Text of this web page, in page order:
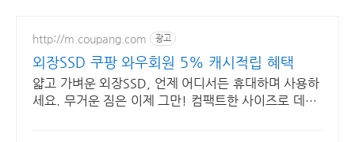
http://m.coupang.com 광고
외장SSD 쿠팡 와우회원 5% 캐시적립 혜택
얇고 가벼운 외장SSD, 언제 어디서든 휴대하며 사용하
세요. 무거운 짐은 이제 그만! 컴팩트한 사이즈로 데이